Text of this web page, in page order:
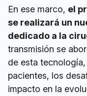
En ese marco, el
se realizará un
dedicado a la
transmisión se
de esta
pacientes, los
impacto en la